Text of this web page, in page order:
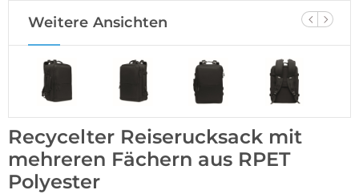
Weitere Ansichten
Recycelter Reiserucksack mit
mehreren Fächern aus RPET
Polyester